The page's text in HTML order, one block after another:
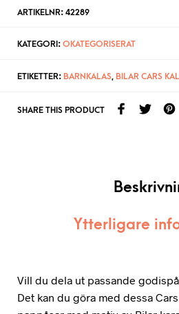
ARTIKELNR: 42289
KATEGORI: OKATEGORISERAT
ETIKETTER: BARNKALAS, BILAR CARS
SHARE THIS PRODUCT
Ytterligare
Vill du dela ut passande
Det kan du göra med dessa